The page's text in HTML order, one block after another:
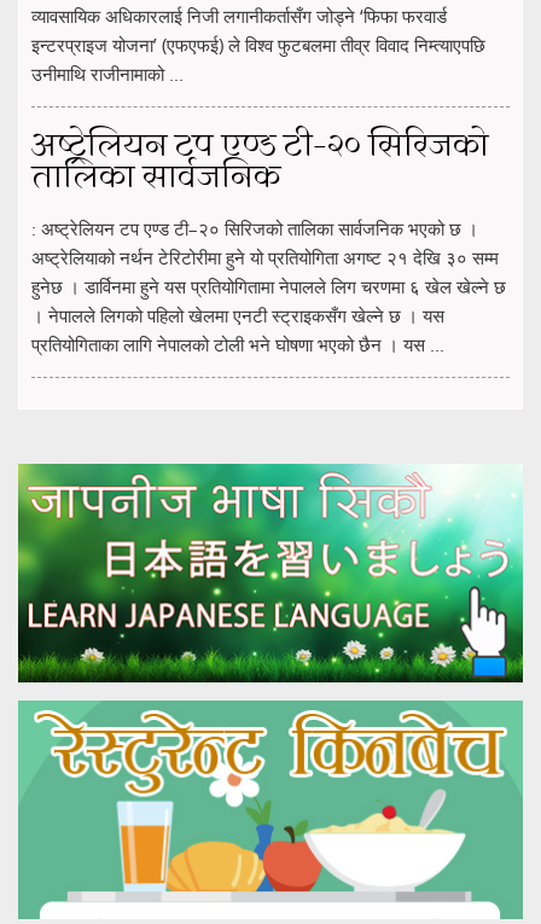
व्यावसायिक अधिकारलाई निजी लगानीकर्तासँग जोड्ने ‘फिफा फरवार्ड
इन्टरप्राइज योजना’ (एफएफई) ले विश्व फुटबलमा तीव्र विवाद निम्त्याएपछि
उनीमाथि राजीनामाको ...
अष्ट्रेलियन टप एण्ड टी–२० सिरिजको
तालिका सार्वजनिक
: अष्ट्रेलियन टप एण्ड टी–२० सिरिजको तालिका सार्वजनिक भएको छ ।
अष्ट्रेलियाको नर्थन टेरिटोरीमा हुने यो प्रतियोगिता अगष्ट २१ देखि ३० सम्म
हुनेछ । डार्विनमा हुने यस प्रतियोगितामा नेपालले लिग चरणमा ६ खेल खेल्ने छ
। नेपालले लिगको पहिलो खेलमा एनटी स्ट्राइकसँग खेल्ने छ । यस
प्रतियोगिताका लागि नेपालको टोली भने घोषणा भएको छैन । यस ...